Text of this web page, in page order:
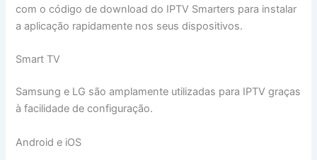
com o código de download do IPTV Smarters para instalar
a aplicação rapidamente nos seus dispositivos.
Smart TV
Samsung e LG são amplamente utilizadas para IPTV graças
à facilidade de configuração.
Android e iOS